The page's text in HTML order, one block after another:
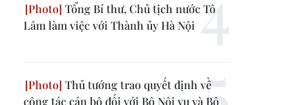
Tổng Bí thư, Chủ tịch nước Tô
Lâm làm việc với Thành ủy Hà Nội
Thủ tướng trao quyết định về
công tác cán bộ đối với Bộ Nội vụ và Bộ